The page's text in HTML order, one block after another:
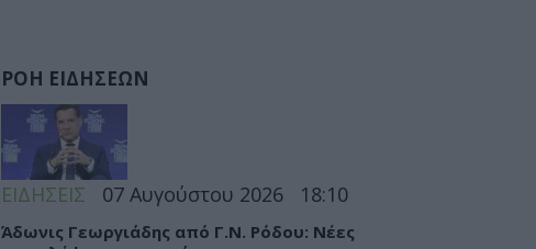
ΡΟΗ ΕΙΔΗΣΕΩΝ
ΕΙΔΗΣΕΙΣ 07 Αυγούστου 2026 18:10
Άδωνις Γεωργιάδης από Γ.Ν. Ρόδου: Νέες